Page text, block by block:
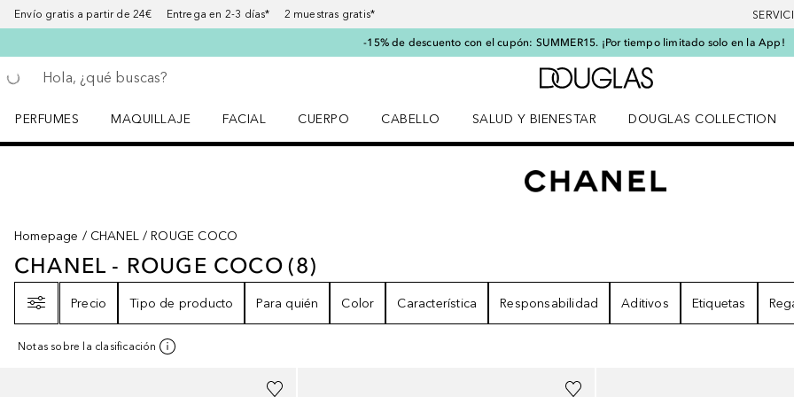
Envío gratis a partir de 24€ Entrega en 2-3 días* 2 muestras gratis*
-15% de descuento con el cupón: SUMMER15. ¡Por tiempo limitado solo en la App!
Regresar
Ejecutar búsqueda
A Douglas Home
PERFUMES
MAQUILLAJE
FACIAL
CUERPO
CABELLO
SALUD Y BIENESTAR
DOUGLAS COLLECTION
Homepage CHANEL ROUGE COCO
CHANEL - ROUGE COCO8
CHANEL - ROUGE COCO (8)
Precio
Tipo de producto Para quién Color Característica Responsabilidad Aditivos Etiquetas
Notas sobre la clasificación
+ 21